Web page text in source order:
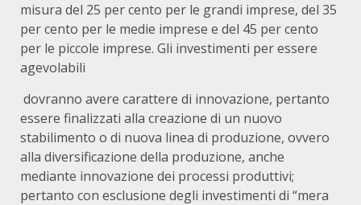
misura del 25 per cento per le grandi imprese, del 35
per cento per le medie imprese e del 45 per cento
per le piccole imprese. Gli investimenti per essere
agevolabili
dovranno avere carattere di innovazione, pertanto
essere finalizzati alla creazione di un nuovo
stabilimento o di nuova linea di produzione, ovvero
alla diversificazione della produzione, anche
mediante innovazione dei processi produttivi;
pertanto con esclusione degli investimenti di “mera